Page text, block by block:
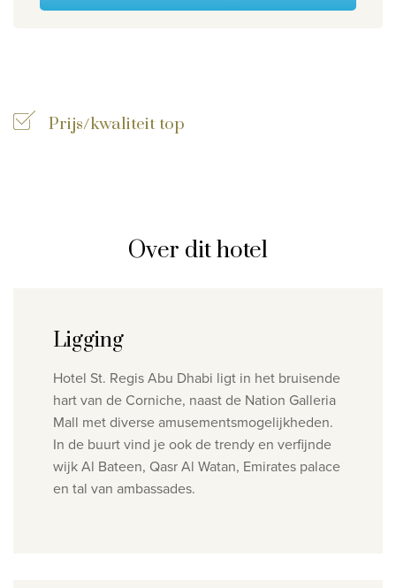
Contacteer ons
Voorwaarden
Privacy disclaimer
©2026, Travelworld
Prijs/kwaliteit top
Over dit hotel
Ligging
Hotel St. Regis Abu Dhabi ligt in het bruisende
hart van de Corniche, naast de Nation Galleria
Mall met diverse amusementsmogelijkheden.
In de buurt vind je ook de trendy en verfijnde
wijk Al Bateen, Qasr Al Watan, Emirates palace
en tal van ambassades.